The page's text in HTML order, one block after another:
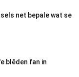
sels net bepale wat se
blêden fan in